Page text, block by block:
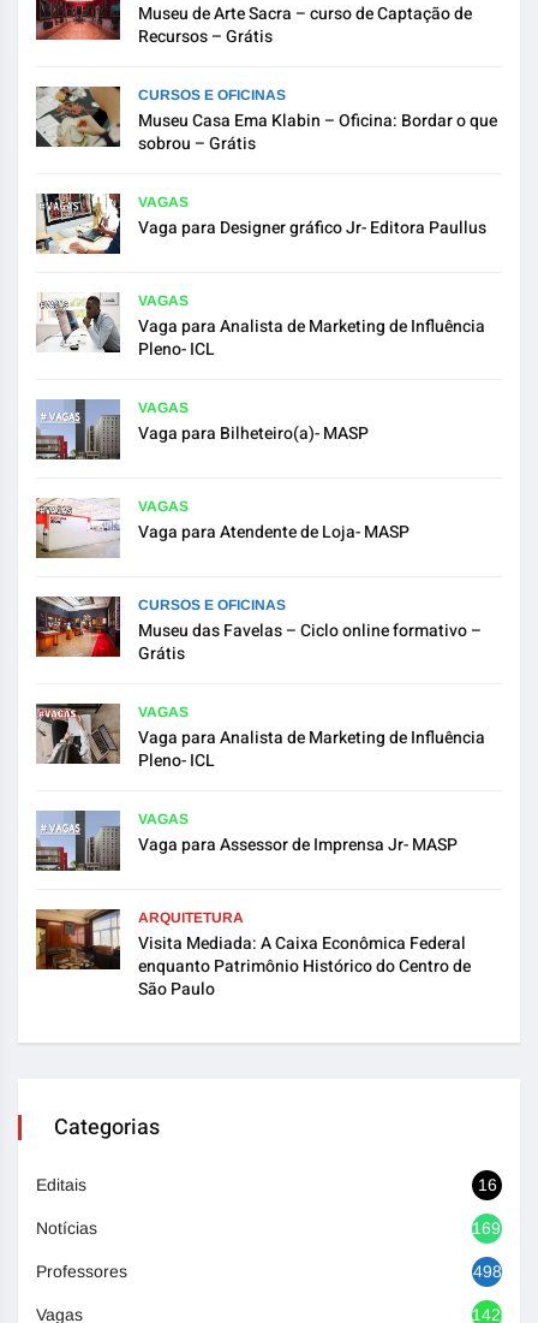
Museu de Arte Sacra – curso de Captação de
Recursos – Grátis
CURSOS E OFICINAS
Museu Casa Ema Klabin – Oficina: Bordar o que
sobrou – Grátis
VAGAS
Vaga para Designer gráfico Jr- Editora Paullus
VAGAS
Vaga para Analista de Marketing de Influência
Pleno- ICL
VAGAS
Vaga para Bilheteiro(a)- MASP
VAGAS
Vaga para Atendente de Loja- MASP
CURSOS E OFICINAS
Museu das Favelas – Ciclo online formativo –
Grátis
VAGAS
Vaga para Analista de Marketing de Influência
Pleno- ICL
VAGAS
Vaga para Assessor de Imprensa Jr- MASP
ARQUITETURA
Visita Mediada: A Caixa Econômica Federal
enquanto Patrimônio Histórico do Centro de
São Paulo
Categorias
Editais 16
Notícias 1692
Professores 498
Vagas 1420